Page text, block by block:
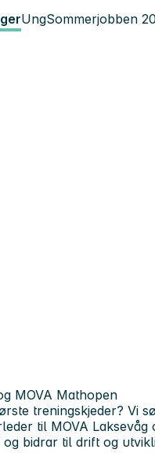
UngSommerjobben
MOVA Mathopen
treningskjeder? Vi
til MOVA Laksevåg
bidrar til drift og